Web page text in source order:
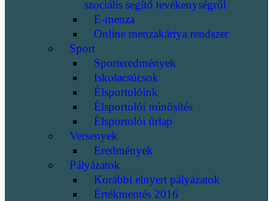
szociális segítő tevékenységről
E-menza
Online menzakártya rendszer
Sport
Sporteredmények
Iskolacsúcsok
Élsportolóink
Élsportolói minősítés
Élsportolói űrlap
Versenyek
Eredmények
Pályázatok
Korábbi elnyert pályázatok
Értékmentés 2016